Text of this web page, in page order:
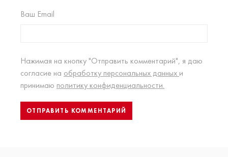
Ваш Email
Нажимая на кнопку "Отправить комментарий", я даю
согласие на обработку персональных данных и
принимаю политику конфиденциальности.